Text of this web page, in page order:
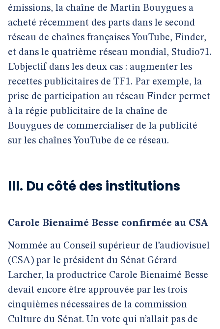
émissions, la chaîne de Martin Bouygues a
acheté récemment des parts dans le second
réseau de chaînes françaises YouTube, Finder,
et dans le quatrième réseau mondial, Studio71.
L’objectif dans les deux cas : augmenter les
recettes publicitaires de TF1. Par exemple, la
prise de participation au réseau Finder permet
à la régie publicitaire de la chaîne de
Bouygues de commercialiser de la publicité
sur les chaînes YouTube de ce réseau.
III. Du côté des institutions
Carole Bienaimé Besse confirmée au CSA
Nommée au Conseil supérieur de l’audiovisuel
(CSA) par le président du Sénat Gérard
Larcher, la productrice Carole Bienaimé Besse
devait encore être approuvée par les trois
cinquièmes nécessaires de la commission
Culture du Sénat. Un vote qui n’allait pas de